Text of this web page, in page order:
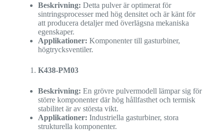
Beskrivning: Detta pulver är optimerat för
sintringsprocesser med hög densitet och är känt för
att producera detaljer med överlägsna mekaniska
egenskaper.
Applikationer: Komponenter till gasturbiner,
högtrycksventiler.
K438-PM03
Beskrivning: En grövre pulvermodell lämpar sig för
större komponenter där hög hållfasthet och termisk
stabilitet är av största vikt.
Applikationer: Industriella gasturbiner, stora
strukturella komponenter.